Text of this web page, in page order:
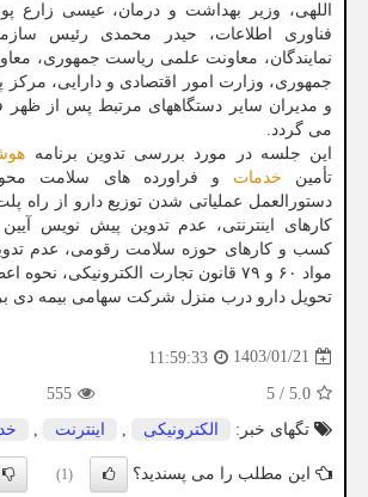
اللهی، وزیر بهداشت و درمان، عیسی زارع
فناوری اطلاعات، حیدر محمدی رئیس
نمایندگان، معاونت علمی ریاست جمهوری،
جمهوری، وزارت امور اقتصادی و دارایی،
و مدیران سایر دستگاههای مرتبط پس از ظهر
می گردد.
این جلسه در مورد بررسی تدوین برنامه
تأمین خدمات و فراورده های سلامت
دستورالعمل عملیاتی شدن توزیع دارو از راه
کارهای اینترنتی، عدم تدوین پیش نویس
کسب و کارهای حوزه سلامت رقومی، عدم
مواد ۶۰ و ۷۹ قانون تجارت الکترونیکی،
تحویل دارو درب منزل شرکت سهامی بیمه دی
1403/01/21
11:59:33
5.0
/
5
555
تگهای خبر:
الكترونیكی اینترنت
این مطلب را می پسندید؟ (1)